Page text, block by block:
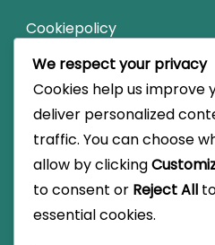
Cookiepolicy
Om
Sök
Looking
for
Something?
We respect your privacy
Cookies help us improve
deliver personalized
traffic. You can choose
allow by clicking
to consent or Reject All
essential cookies.